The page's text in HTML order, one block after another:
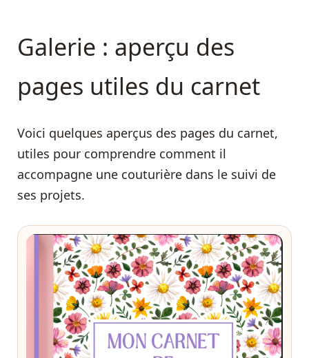
Galerie : aperçu des
pages utiles du carnet
Voici quelques aperçus des pages du carnet,
utiles pour comprendre comment il
accompagne une couturière dans le suivi de
ses projets.